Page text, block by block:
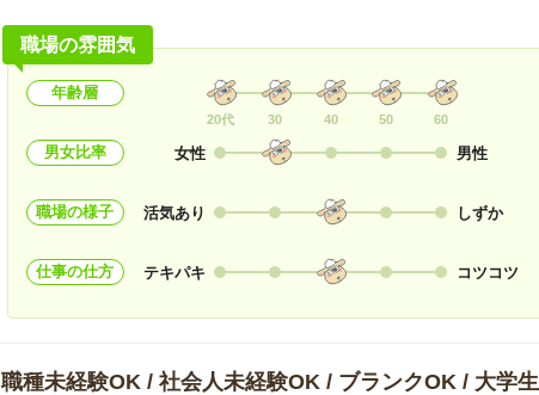
職場の雰囲気
年齢層
20代 30 40 50 60
男女比率 女性 男性
職場の様子 活気あり しずか
仕事の仕方 テキパキ コツコツ
職種未経験OK / 社会人未経験OK / ブランクOK / 大学生